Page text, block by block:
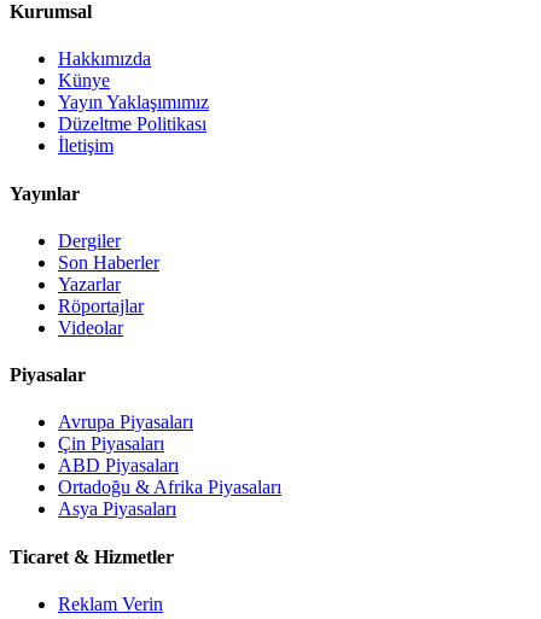
Kurumsal
Hakkımızda
Künye
Yayın Yaklaşımımız
Düzeltme Politikası
İletişim
Yayınlar
Dergiler
Son Haberler
Yazarlar
Röportajlar
Videolar
Piyasalar
Avrupa Piyasaları
Çin Piyasaları
ABD Piyasaları
Ortadoğu & Afrika Piyasaları
Asya Piyasaları
Ticaret & Hizmetler
Reklam Verin